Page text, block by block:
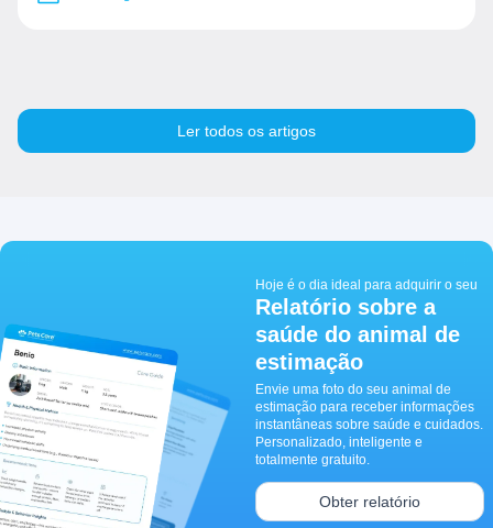
Ler todos os artigos
Hoje é o dia ideal para adquirir o seu
Relatório sobre a
saúde do animal de
estimação
Envie uma foto do seu animal de
estimação para receber informações
instantâneas sobre saúde e cuidados.
Personalizado, inteligente e
totalmente gratuito.
Obter relatório